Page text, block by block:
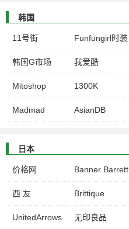
韩国
11号街 Funfungirl时装
韩国G市场 我爱酷
Mitoshop 1300K
Madmad AsianDB
日本
价格网 Banner Barrett
西 友 Brittique
UnitedArrows 无印良品